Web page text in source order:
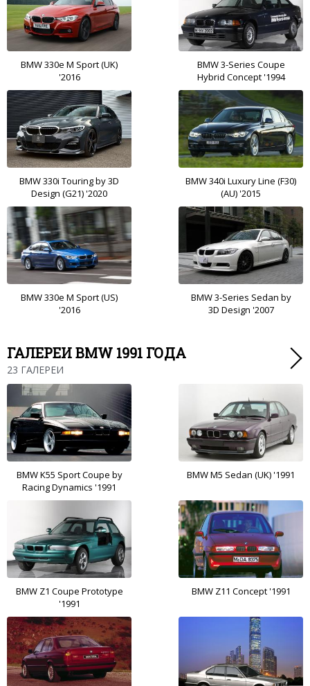
BMW 330e M Sport (UK)
'2016
BMW 3-Series Coupe
Hybrid Concept '1994
BMW 330i Touring by 3D
Design (G21) '2020
BMW 340i Luxury Line (F30)
(AU) '2015
BMW 330e M Sport (US)
'2016
BMW 3-Series Sedan by
3D Design '2007
ГАЛЕРЕИ BMW 1991 ГОДА
23 ГАЛЕРЕИ
BMW K55 Sport Coupe by
Racing Dynamics '1991
BMW M5 Sedan (UK) '1991
BMW Z1 Coupe Prototype
'1991
BMW Z11 Concept '1991